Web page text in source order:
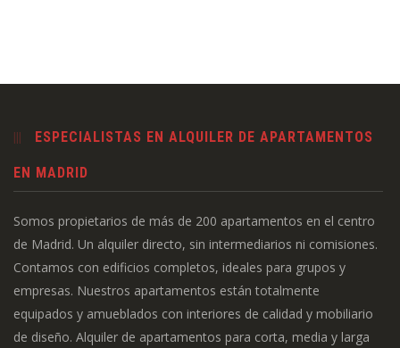
ESPECIALISTAS EN ALQUILER DE APARTAMENTOS
EN MADRID
Somos propietarios de más de 200 apartamentos en el centro
de Madrid. Un alquiler directo, sin intermediarios ni comisiones.
Contamos con edificios completos, ideales para grupos y
empresas. Nuestros apartamentos están totalmente
equipados y amueblados con interiores de calidad y mobiliario
de diseño. Alquiler de apartamentos para corta, media y larga